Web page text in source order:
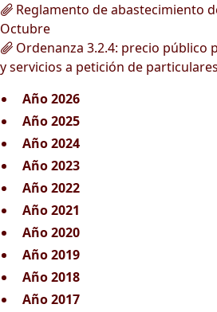
Reglamento de abastecimiento
Octubre
Ordenanza 3.2.4: precio público
y servicios a petición de particulares
Año 2026
Año 2025
Año 2024
Año 2023
Año 2022
Año 2021
Año 2020
Año 2019
Año 2018
Año 2017